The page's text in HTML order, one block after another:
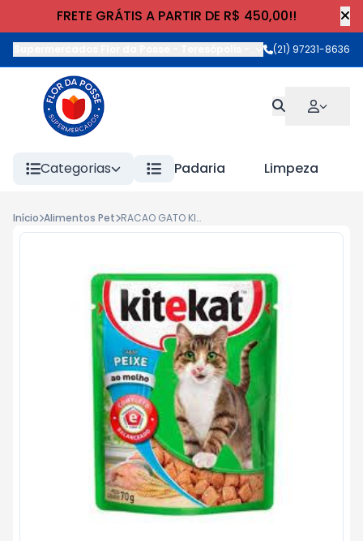
FRETE GRÁTIS A PARTIR DE R$ 450,00!!
Rua Wilhelm
(21) 97231-8636
Categorias Padaria Limpeza
Início Alimentos Pet RACAO GATO KITEKAT SACHE 70g PEIXE